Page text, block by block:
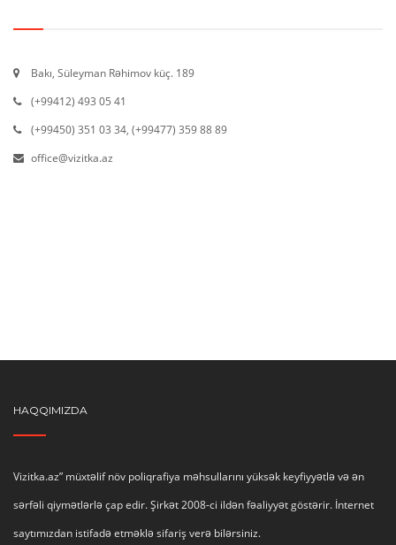
Bakı, Süleyman Rəhimov küç. 189
(+99412) 493 05 41
(+99450) 351 03 34, (+99477) 359 88 89
office@vizitka.az
HAQQIMIZDA
Vizitka.az” müxtəlif növ poliqrafiya məhsullarını yüksək keyfiyyətlə və ən
sərfəli qiymətlərlə çap edir. Şirkət 2008-ci ildən fəaliyyət göstərir. İnternet
saytımızdan istifadə etməklə sifariş verə bilərsiniz.